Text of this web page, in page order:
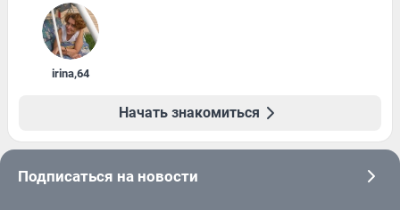
irina,64
Начать знакомиться
Подписаться на новости